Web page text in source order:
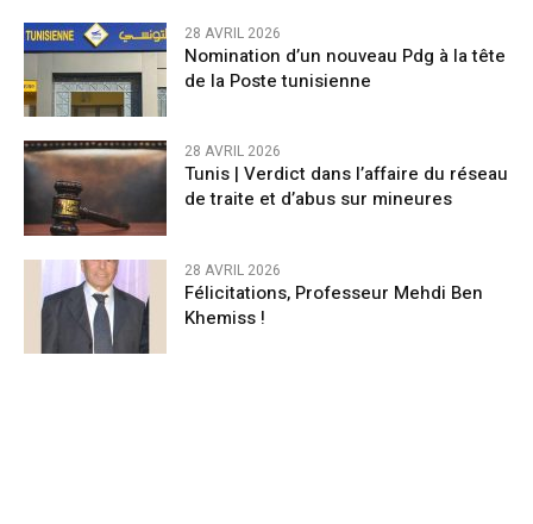
28 AVRIL 2026
Nomination d’un nouveau Pdg à la tête
de la Poste tunisienne
28 AVRIL 2026
Tunis | Verdict dans l’affaire du réseau
de traite et d’abus sur mineures
28 AVRIL 2026
Félicitations, Professeur Mehdi Ben
Khemiss !